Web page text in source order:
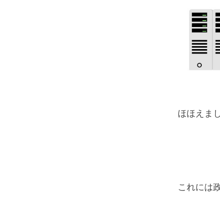
ほほえま
これには